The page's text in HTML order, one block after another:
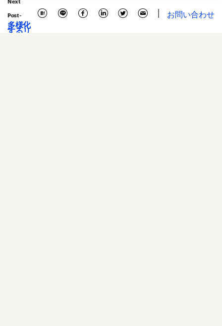
セキュリティ コスト削減
Post -
多様化
するリ
スクに
お問い合わせ